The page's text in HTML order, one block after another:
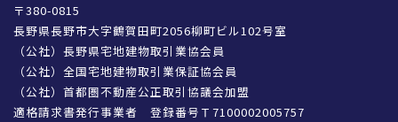
〒380-0815
長野県長野市大字鶴賀田町2056柳町ビル102号室
（公社）長野県宅地建物取引業協会員
（公社）全国宅地建物取引業保証協会員
（公社）首都圏不動産公正取引協議会加盟
適格請求書発行事業者 登録番号Ｔ7100002005757